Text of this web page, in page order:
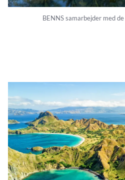
BENNS samarbejder med